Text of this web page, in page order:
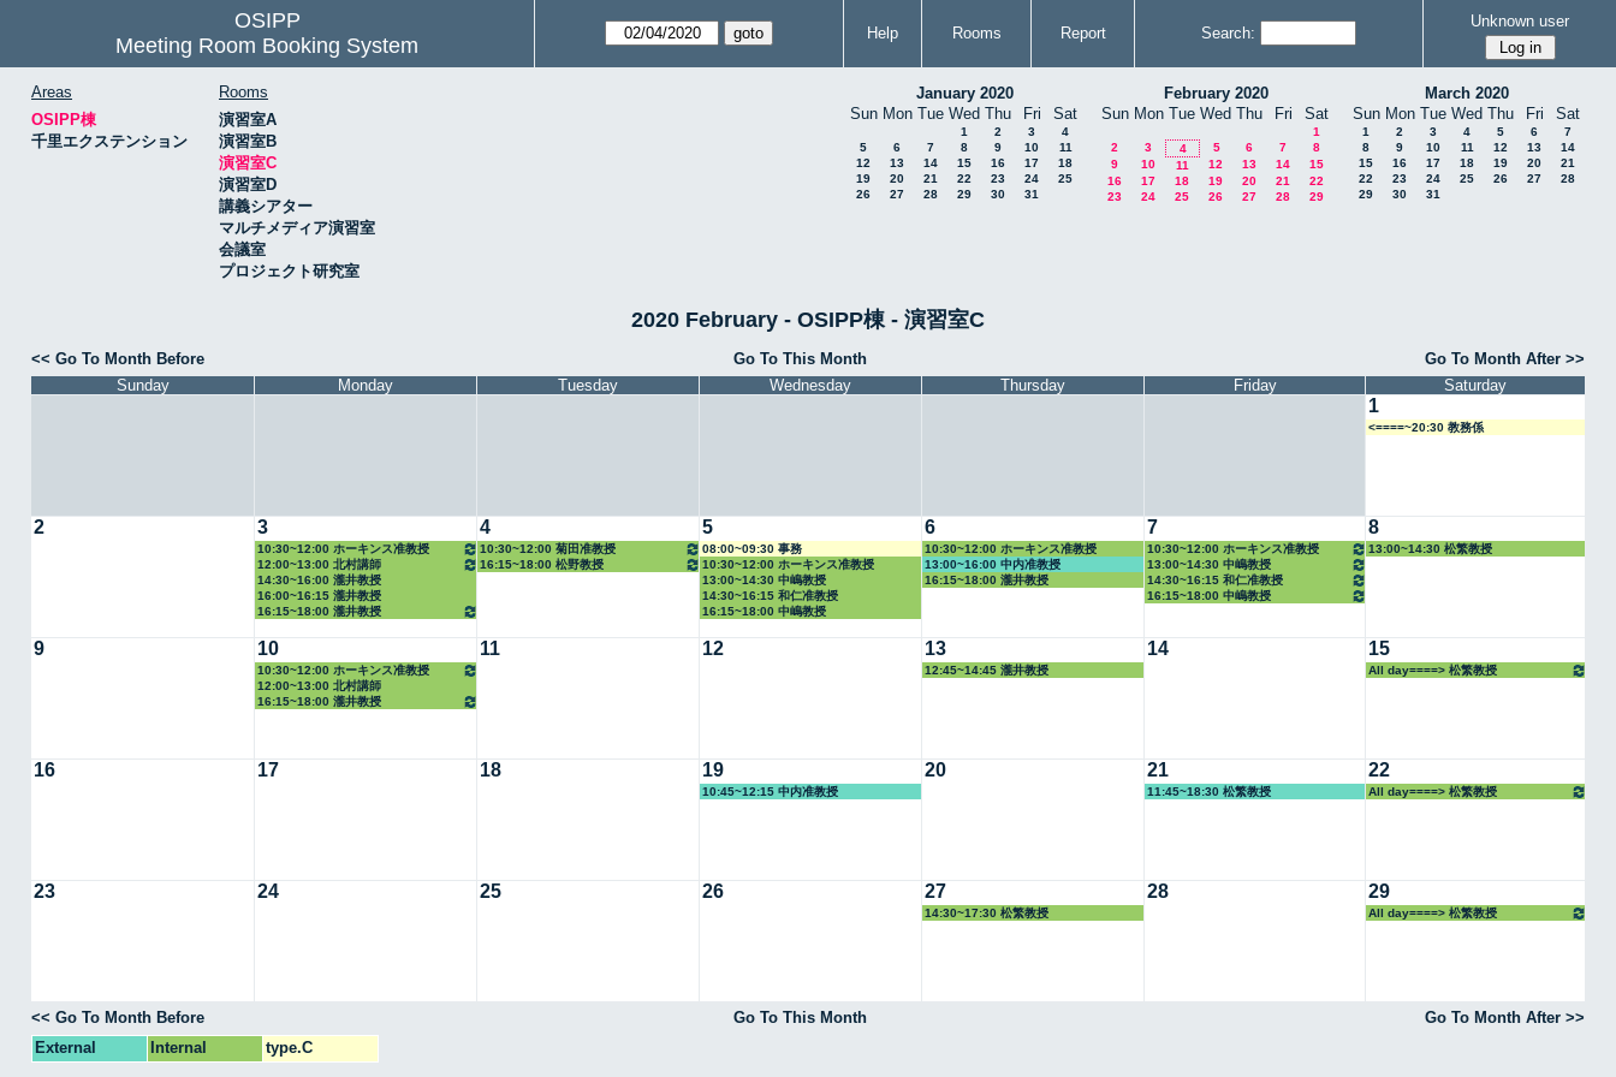
OSIPP
Meeting Room Booking System
Help Rooms Report Search:
Unknown user
Areas
OSIPP棟
千里エクステンション
Rooms
演習室A
演習室B
演習室C
演習室D
講義シアター
マルチメディア演習室
会議室
プロジェクト研究室
January 2020
Sun Mon Tue Wed Thu Fri Sat
1 2 3
4
5
6 7 8 9 10
11
12
13 14 15 16 17
18
19
20 21 22 23 24
25
26
27 28 29 30 31
February 2020
Sun Mon Tue Wed Thu Fri Sat
1
2
3 4 5 6 7
8
9
10 11 12 13 14
15
16
17 18 19 20 21
22
23
24 25 26 27 28 29
March 2020
Sun Mon Tue Wed Thu Fri Sat
1 2 3 4 5 6
7
8
9 10 11 12 13
14
15
16 17 18 19 20
21
22
23 24 25 26 27
28
29
30 31
2020 February - OSIPP棟 - 演習室C
<< Go To Month Before Go To This Month
Go To Month After >>
Sunday
Monday Tuesday Wednesday Thursday Friday Saturday
1
<====~20:30 教務係
2 3
10:30~12:00 ホーキンス准教授
12:00~13:00 北村講師
14:30~16:00 瀧井教授
16:00~16:15 瀧井教授
16:15~18:00 瀧井教授
4
10:30~12:00 菊田准教授
16:15~18:00 松野教授
5
08:00~09:30 事務
10:30~12:00 ホーキンス准教授
13:00~14:30 中嶋教授
14:30~16:15 和仁准教授
16:15~18:00 中嶋教授
6
10:30~12:00 ホーキンス准教授
13:00~16:00 中内准教授
16:15~18:00 瀧井教授
7
10:30~12:00 ホーキンス准教授
13:00~14:30 中嶋教授
14:30~16:15 和仁准教授
16:15~18:00 中嶋教授
8
13:00~14:30 松繁教授
9 10
10:30~12:00 ホーキンス准教授
12:00~13:00 北村講師
16:15~18:00 瀧井教授
11 12 13
12:45~14:45 瀧井教授
14 15
All day====> 松繁教授
16 17 18 19
10:45~12:15 中内准教授
20 21
11:45~18:30 松繁教授
22
All day====> 松繁教授
23 24 25 26 27
14:30~17:30 松繁教授
28 29
All day====> 松繁教授
<< Go To Month Before Go To This Month
Go To Month After >>
External
Internal type.C